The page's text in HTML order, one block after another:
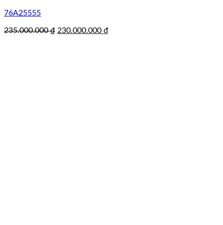
76A25555
235.000.000₫ Giá
230.000.000 ₫